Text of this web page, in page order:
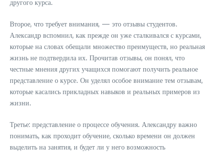
другого курса.
Второе, что требует внимания, — это отзывы студентов.
Александр вспомнил, как прежде он уже сталкивался с курсами,
которые на словах обещали множество преимуществ, но реальная
жизнь не подтвердила их. Прочитав отзывы, он понял, что
честные мнения других учащихся помогают получить реальное
представление о курсе. Он уделял особое внимание тем отзывам,
которые касались прикладных навыков и реальных примеров из
жизни.
Третье: представление о процессе обучения. Александру важно
понимать, как проходит обучение, сколько времени он должен
выделить на занятия, и будет ли у него возможность